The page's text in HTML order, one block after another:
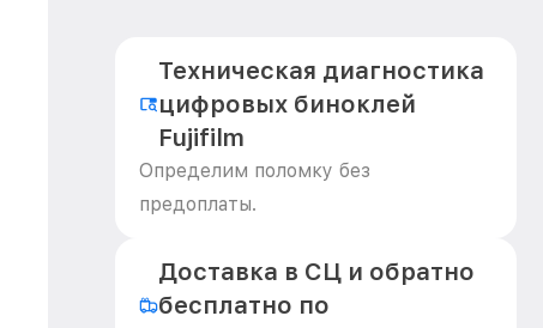
Техническая диагностика
цифровых биноклей
Fujifilm
Определим поломку без
предоплаты.
Доставка в СЦ и обратно
бесплатно по